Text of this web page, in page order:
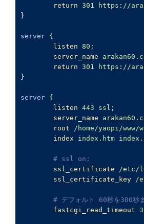
return 301 https://
}
server {
listen 80 ;
server_name
return 301 https://
}
server {
listen 443 ssl;
server_name
root
/home/yaopi/www/
index
index.htm
# ssl on;
ssl_certificate
/etc/
ssl_certificate_key /
# デフォルト 60秒を300秒ま
fastcgi_read_timeout